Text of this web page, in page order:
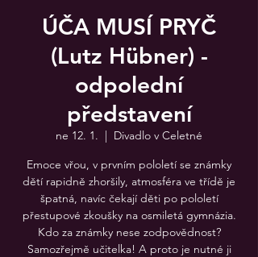
ÚČA MUSÍ PRYČ
(Lutz Hübner) -
odpolední
představení
ne 12. 1.
  |
Divadlo v Celetné
Emoce vřou, v prvním pololetí se známky
dětí rapidně zhoršily, atmosféra ve třídě je
špatná, navíc čekají děti po pololetí
přestupové zkoušky na osmiletá gymnázia.
Kdo za známky nese zodpovědnost?
Samozřejmě učitelka! A proto je nutné ji